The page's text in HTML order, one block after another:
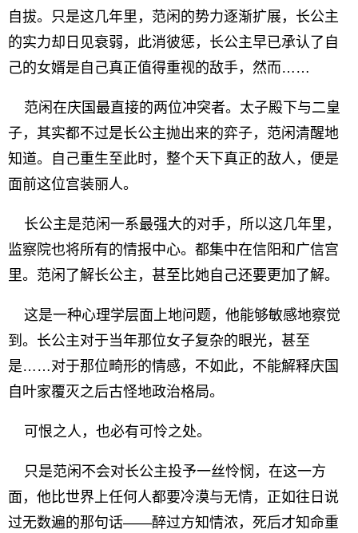
自拔。只是这几年里，范闲的势力逐渐扩展，长公主
的实力却日见衰弱，此消彼惩，长公主早已承认了自
己的女婿是自己真正值得重视的敌手，然而……
范闲在庆国最直接的两位冲突者。太子殿下与二皇
子，其实都不过是长公主抛出来的弈子，范闲清醒地
知道。自己重生至此时，整个天下真正的敌人，便是
面前这位宫装丽人。
长公主是范闲一系最强大的对手，所以这几年里，
监察院也将所有的情报中心。都集中在信阳和广信宫
里。范闲了解长公主，甚至比她自己还要更加了解。
这是一种心理学层面上地问题，他能够敏感地察觉
到。长公主对于当年那位女子复杂的眼光，甚至
是……对于那位畸形的情感，不如此，不能解释庆国
自叶家覆灭之后古怪地政治格局。
可恨之人，也必有可怜之处。
只是范闲不会对长公主投予一丝怜悯，在这一方
面，他比世界上任何人都要冷漠与无情，正如往日说
过无数遍的那句话——醉过方知情浓，死后才知命重